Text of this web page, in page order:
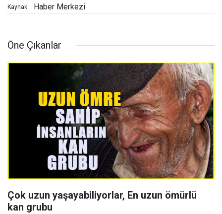
Kaynak: Haber Merkezi
Öne Çıkanlar
Çok uzun yaşayabiliyorlar, En uzun ömürlü
kan grubu